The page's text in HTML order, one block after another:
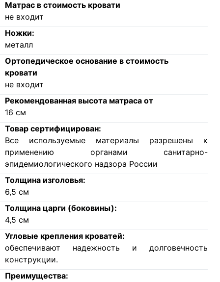
Матрас в стоимость кровати
не входит
Ножки:
металл
Ортопедическое основание в стоимость
кровати
не входит
Рекомендованная высота матраса от
16 см
Товар сертифицирован:
Все используемые материалы разрешены к
применению органами санитарно-
эпидемиологического надзора России
Толщина изголовья:
6,5 см
Толщина царги (боковины):
4,5 см
Угловые крепления кроватей:
обеспечивают надежность и долговечность
конструкции.
Преимущества: